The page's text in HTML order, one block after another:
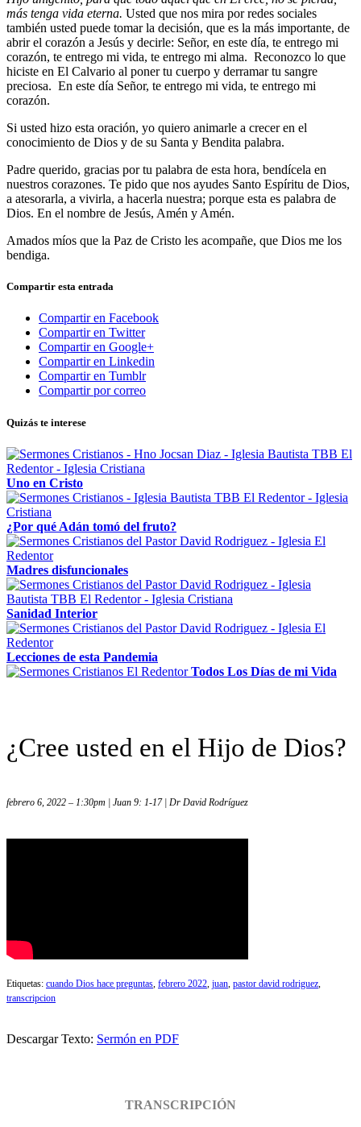
más tenga vida eterna. Usted que nos mira por redes sociales
también usted puede tomar la decisión, que es la más importante, de
abrir el corazón a Jesús y decirle: Señor, en este día, te entrego mi
corazón, te entrego mi vida, te entrego mi alma. Reconozco lo que
hiciste en El Calvario al poner tu cuerpo y derramar tu sangre
preciosa. En este día Señor, te entrego mi vida, te entrego mi
corazón.
Si usted hizo esta oración, yo quiero animarle a crecer en el
conocimiento de Dios y de su Santa y Bendita palabra.
Padre querido, gracias por tu palabra de esta hora, bendícela en
nuestros corazones. Te pido que nos ayudes Santo Espíritu de Dios,
a atesorarla, a vivirla, a hacerla nuestra; porque esta es palabra de
Dios. En el nombre de Jesús, Amén y Amén.
Amados míos que la Paz de Cristo les acompañe, que Dios me los
bendiga.
Compartir esta entrada
Compartir en Facebook
Compartir en Twitter
Compartir en Google+
Compartir en Linkedin
Compartir en Tumblr
Compartir por correo
Quizás te interese
Uno en Cristo
¿Por qué Adán tomó del fruto?
Madres disfuncionales
Sanidad Interior
Lecciones de esta Pandemia
Todos Los Días de mi Vida
¿Cree usted en el Hijo de Dios?
febrero 6, 2022 – 1:30pm | Juan 9: 1-17 | Dr David Rodríguez
Etiquetas: cuando Dios hace preguntas febrero 2022 juan pastor david rodriguez
transcripcion
Descargar Texto: Sermón en PDF
TRANSCRIPCIÓN